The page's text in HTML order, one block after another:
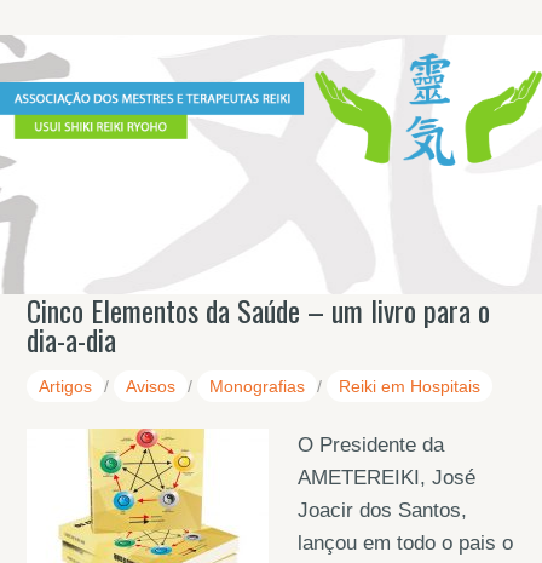
Cinco Elementos da Saúde – um livro para o
dia-a-dia
Artigos / Avisos / Monografias / Reiki em Hospitais
O Presidente da
AMETEREIKI, José
Joacir dos Santos,
lançou em todo o pais o